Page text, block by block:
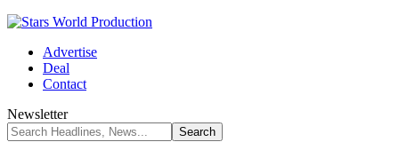
Advertise
Deal
Contact
Newsletter